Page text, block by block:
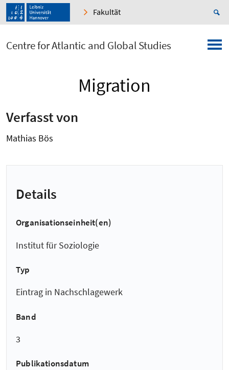
Fakultät
Centre for Atlantic and Global Studies
Migration
Verfasst von
Mathias Bös
Details
Organisationseinheit(en)
Institut für Soziologie
Typ
Eintrag in Nachschlagewerk
Band
3
Publikationsdatum